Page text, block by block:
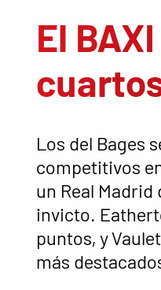
El
Los del Bages
competitivos
un Real Madrid
invicto.
puntos, y
más